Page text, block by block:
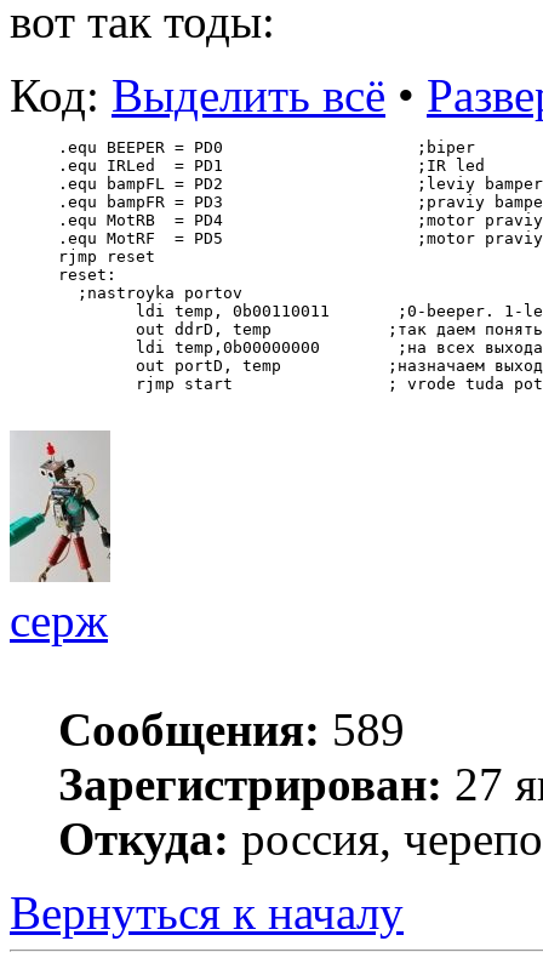
вот так тоды:
Код: Выделить всё •
.equ BEEPER = PD0                    ;biper
.equ IRLed  = PD1                    ;IR led
.equ bampFL = PD2                    ;leviy
.equ bampFR = PD3                    ;praviy
.equ MotRB  = PD4                    ;motor praviy
.equ MotRF  = PD5                    ;motor
rjmp reset
reset:
;nastroyka portov
ldi temp, 0b00110011       ;0-beeper. 1-led.
out ddrD, temp            ;так даем понять
ldi temp,0b00000000        ;на всех
out portD, temp           ;назначаем
rjmp start                ; vrode tuda
серж
Сообщения: 589
Зарегистрирован: 27
Откуда: россия,
Вернуться к началу